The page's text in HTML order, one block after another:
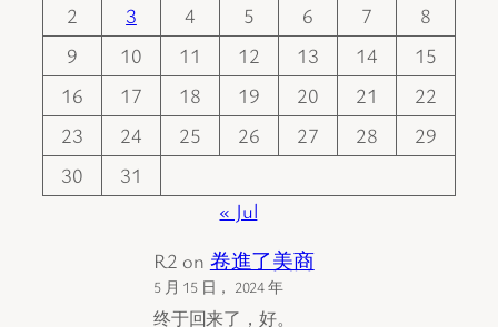
2
3 4 5 6 7
8
9
10 11 12 13 14
15
16
17 18 19 20 21
22
23
24 25 26 27 28
29
30
31
« Jul
R2 on 卷進了美商
5 月 15 日， 2024 年
终于回来了，好。